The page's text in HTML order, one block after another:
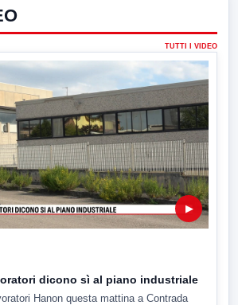
TUTTI I VIDEO
▶
dicono sì al piano industriale
Hanon questa mattina a Contrada